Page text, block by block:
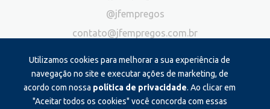
Utilizamos cookies para melhorar a sua experiência de
navegação no site e executar ações de marketing, de
acordo com nossa política de privacidade. Ao clicar em
"Aceitar todos os cookies" você concorda com essas
@jfempregos
contato@jfempregos.com.br
Publicidade
*Exclusivo para atendimento via chat. Não atendemos ligações neste
canal